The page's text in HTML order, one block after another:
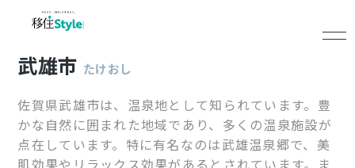
武雄市 たけおし
佐賀県武雄市は、温泉地として知られています。豊
かな自然に囲まれた地域であり、多くの温泉施設が
点在しています。特に有名なのは武雄温泉郷で、美
肌効果やリラックス効果があるとされています。ま